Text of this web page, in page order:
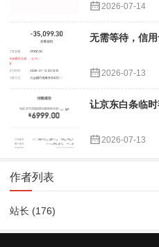
2026-07-14
无需等待，信
2026-07-13
让京东白条临
2026-07-13
作者列表
站长 (176)